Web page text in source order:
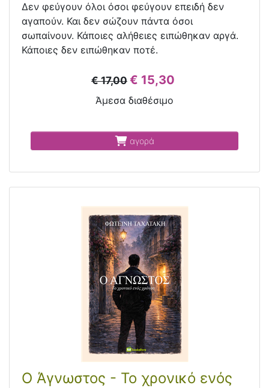
Δεν φεύγουν όλοι όσοι φεύγουν επειδή δεν
αγαπούν. Και δεν σώζουν πάντα όσοι
σωπαίνουν. Κάποιες αλήθειες ειπώθηκαν αργά.
Κάποιες δεν ειπώθηκαν ποτέ.
€ 17,00 € 15,30
Άμεσα διαθέσιμο
αγορά
Ο Άγνωστος - Το χρονικό ενός